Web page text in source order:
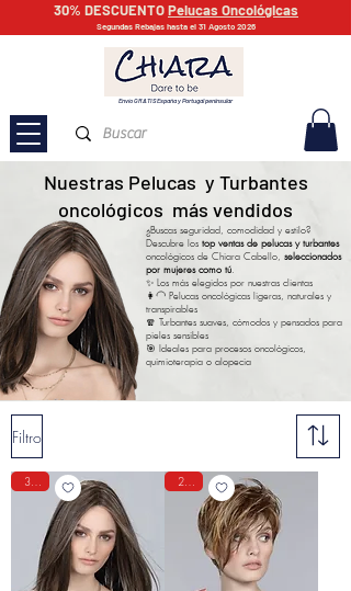
Envío GRATIS España y Portugal peninsular
30% DESCUENTOPelucas Oncológicas
Segundas Rebajas hasta el 31 Agosto 2026
Nuestras Pelucas y Turbantes
oncológicos más vendidos
¿Buscas seguridad, comodidad y estilo?
Descubre los top ventas de pelucas y turbantes
oncológicos de Chiara Cabello, seleccionados
por mujeres como tú.
✨ Los más elegidos por nuestras clientas
👩‍🦲 Pelucas oncológicas ligeras, naturales y
transpirables
🧣 Turbantes suaves, cómodos y pensados para
pieles sensibles
🎯 Ideales para procesos oncológicos,
quimioterapia o alopecia
Filtro
30% 25%